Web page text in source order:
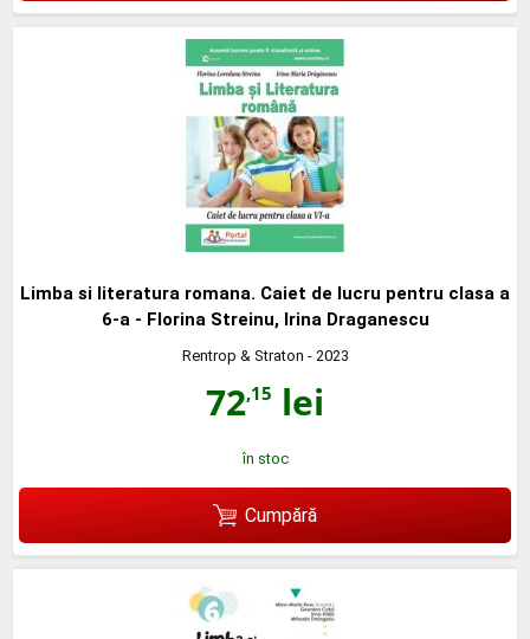
Limba si literatura romana. Caiet de lucru pentru clasa a
6-a - Florina Streinu, Irina Draganescu
Rentrop & Straton - 2023
72,15 lei
în stoc
Cumpără